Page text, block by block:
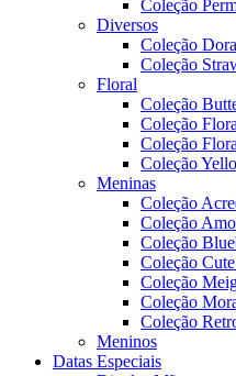
Coleção
Diversos
Coleção
Coleção
Floral
Coleção
Coleção
Coleção
Coleção
Meninas
Coleção
Coleção
Coleção
Coleção
Coleção
Coleção
Coleção
Meninos
Datas Especiais